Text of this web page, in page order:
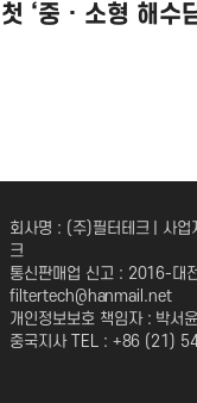
‘중 · 소형 해수
회사명 : (주)필터테크 | 사
크
통신판매업 신고 : 2016-
filtertech@hanmail.net
개인정보보호 책임자 : 박서
중국지사 TEL : +86 (21)